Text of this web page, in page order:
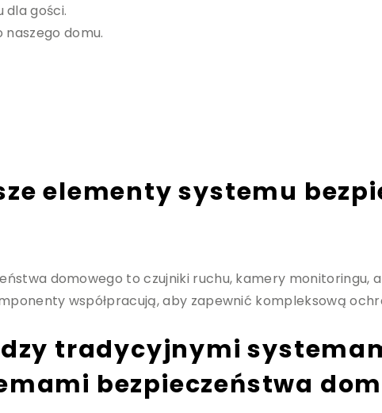
dla gości.
domu.
elementy systemu
domowego to czujniki ruchu, kamery monitoringu,
współpracują, aby zapewnić kompleksową
tradycyjnymi
bezpieczeństwa